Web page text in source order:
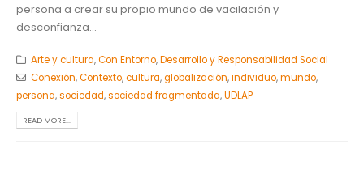
persona a crear su propio mundo de vacilación y
desconfianza...
Arte y cultura,Con Entorno,Desarrollo y Responsabilidad Social
Conexión,Contexto,cultura,globalización,individuo,mundo,
persona,sociedad,sociedad fragmentada,UDLAP
READ MORE...